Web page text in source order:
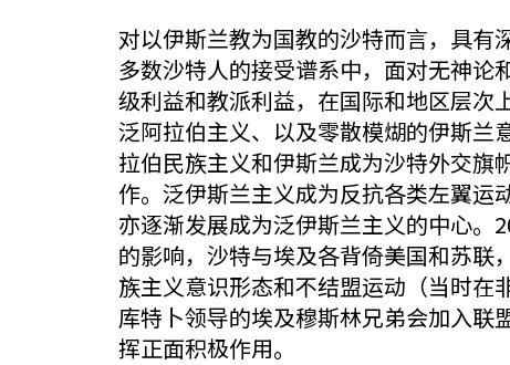
对以伊斯兰教为国教的沙特而言，具
多数沙特人的接受谱系中，面对无神论
级利益和教派利益，在国际和地区层次
泛阿拉伯主义、以及零散模煳的伊斯兰
拉伯民族主义和伊斯兰成为沙特外交旗
作。泛伊斯兰主义成为反抗各类左翼运
亦逐渐发展成为泛伊斯兰主义的中心。
的影响，沙特与埃及各背倚美国和苏联
族主义意识形态和不结盟运动（当时
库特卜领导的埃及穆斯林兄弟会加入联
挥正面积极作用。